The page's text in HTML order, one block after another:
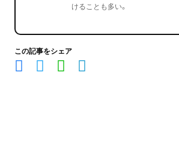
けることも多い。
この記事をシェア